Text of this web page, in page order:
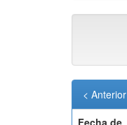
< Anterior
Fecha de